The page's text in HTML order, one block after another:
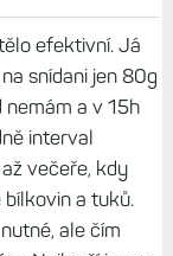
dětmi? Max. to,
dá do čaje :-)